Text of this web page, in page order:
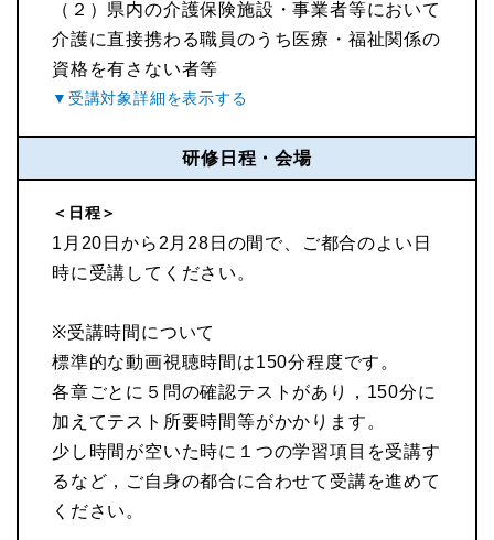
（２）県内の介護保険施設・事業者等において
介護に直接携わる職員のうち医療・福祉関係の
資格を有さない者等
研修日程・会場
＜日程＞
1月20日から2月28日の間で、ご都合のよい日
時に受講してください。
※受講時間について
標準的な動画視聴時間は150分程度です。
各章ごとに５問の確認テストがあり，150分に
加えてテスト所要時間等がかかります。
少し時間が空いた時に１つの学習項目を受講す
るなど，ご自身の都合に合わせて受講を進めて
ください。